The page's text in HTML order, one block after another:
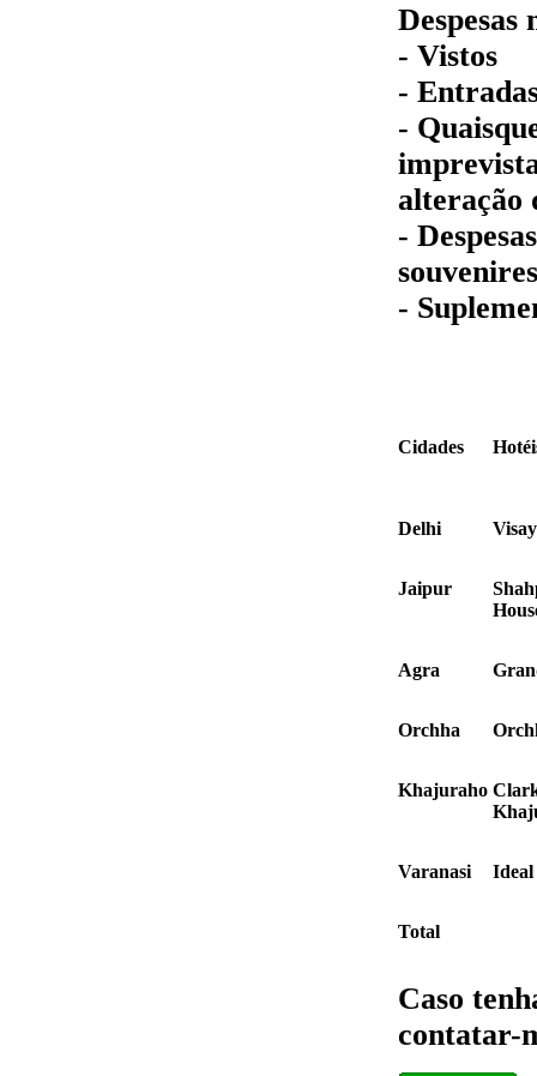
Despesas
- Vistos
-
-
alteração
-
-
Cidades
Delhi
Jaipur
Agra
Orchha
Khajuraho
Varanasi
Total
Caso
contatar-